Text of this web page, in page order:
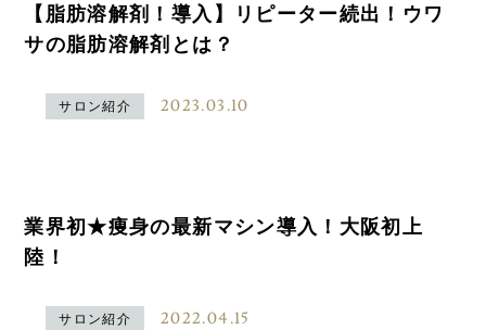
【脂肪溶解剤！導入】リピーター続出！ウワ
サの脂肪溶解剤とは？
サロン紹介 2023.03.10
業界初★痩身の最新マシン導入！大阪初上
陸！
サロン紹介 2022.04.15